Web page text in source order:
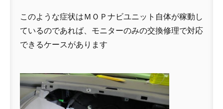
このような症状はＭＯＰナビユニット自体が稼動し
ているのであれば、モニターのみの交換修理で対応
できるケースがあります